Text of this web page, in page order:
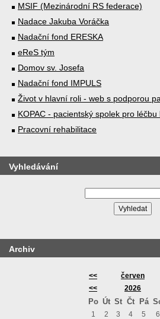
MSIF (Mezinárodní RS federace)
Nadace Jakuba Voráčka
Nadační fond ERESKA
eReS tým
Domov sv. Josefa
Nadační fond IMPULS
Život v hlavní roli - web s podporou
KOPAC - pacientský spolek pro léčbu
Pracovní rehabilitace
Vyhledávání
Archiv
<< červen
<<
2026
Po Út St Čt Pá
1 2 3 4 5 6